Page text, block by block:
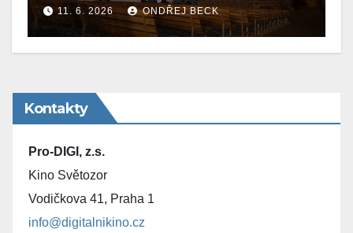
11. 6. 2026 ONDŘEJ BECK
Kontakty
Pro-DIGI, z.s.
Kino Světozor
Vodičkova 41, Praha 1
info@digitalnikino.cz